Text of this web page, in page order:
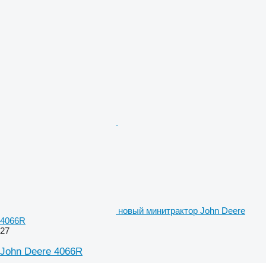
новый минитрактор John Deere
4066R
27
John Deere 4066R